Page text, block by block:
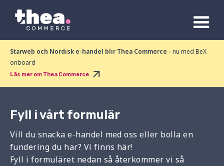
Starweb och Nordisk e-handel blir Thea Commerce - nu med BeX
onboard
Läs mer om Thea Commerce
Fyll i vårt formulär
Vill du snacka e-handel med oss eller bolla en
fundering du har? Vi finns här!
Fyll i formuläret nedan så återkommer vi så